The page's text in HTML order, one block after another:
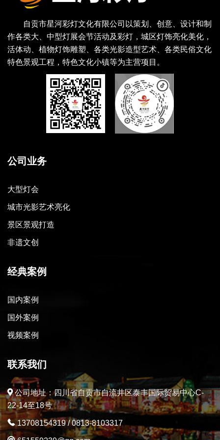
自贡市星河彩灯文化有限公司以策划、创意、设计和制
作各类大、中型灯展会节活动及彩灯，城区灯饰亮化美化，
活体动、植物灯饰雕塑、各类光影造型艺术、各类民俗文化
特色景观工程，特色文化小镇等为主营项目。
公司业务
大型灯会
城市光影艺术亮化
景区景观打造
非遗文创
经典案例
国内案例
国外案例
视频案例
联系我们
公司地址：四川省自贡市自流井区泰丰国际贸易中心C-
22-14至18号
13708154319/0813-8103317